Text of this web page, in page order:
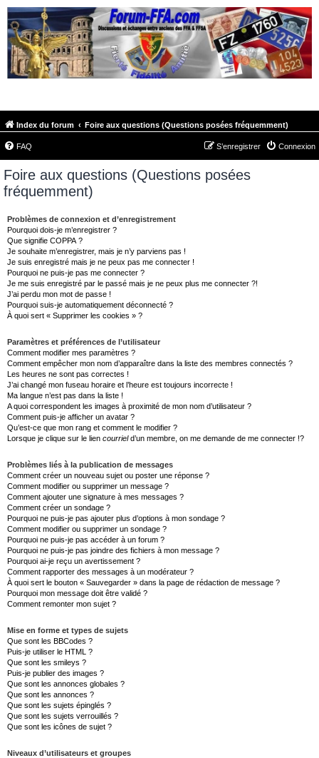
Index du forum Foire aux questions (Questions posées fréquemment)
FAQ Connexion
S’enregistrer
Foire aux questions (Questions posées
fréquemment)
Problèmes de connexion et d’enregistrement
Pourquoi dois-je m’enregistrer ?
Que signifie COPPA ?
Je souhaite m’enregistrer, mais je n’y parviens pas !
Je suis enregistré mais je ne peux pas me connecter !
Pourquoi ne puis-je pas me connecter ?
Je me suis enregistré par le passé mais je ne peux plus me connecter ?!
J’ai perdu mon mot de passe !
Pourquoi suis-je automatiquement déconnecté ?
À quoi sert « Supprimer les cookies » ?
Paramètres et préférences de l’utilisateur
Comment modifier mes paramètres ?
Comment empêcher mon nom d’apparaître dans la liste des membres connectés ?
Les heures ne sont pas correctes !
J’ai changé mon fuseau horaire et l’heure est toujours incorrecte !
Ma langue n’est pas dans la liste !
A quoi correspondent les images à proximité de mon nom d’utilisateur ?
Comment puis-je afficher un avatar ?
Qu’est-ce que mon rang et comment le modifier ?
Lorsque je clique sur le lien courrield’un membre, on me demande de me connecter !?
Problèmes liés à la publication de messages
Comment créer un nouveau sujet ou poster une réponse ?
Comment modifier ou supprimer un message ?
Comment ajouter une signature à mes messages ?
Comment créer un sondage ?
Pourquoi ne puis-je pas ajouter plus d’options à mon sondage ?
Comment modifier ou supprimer un sondage ?
Pourquoi ne puis-je pas accéder à un forum ?
Pourquoi ne puis-je pas joindre des fichiers à mon message ?
Pourquoi ai-je reçu un avertissement ?
Comment rapporter des messages à un modérateur ?
À quoi sert le bouton « Sauvegarder » dans la page de rédaction de message ?
Pourquoi mon message doit être validé ?
Comment remonter mon sujet ?
Mise en forme et types de sujets
Que sont les BBCodes ?
Puis-je utiliser le HTML ?
Que sont les smileys ?
Puis-je publier des images ?
Que sont les annonces globales ?
Que sont les annonces ?
Que sont les sujets épinglés ?
Que sont les sujets verrouillés ?
Que sont les icônes de sujet ?
Niveaux d’utilisateurs et groupes